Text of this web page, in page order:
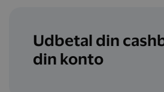
Udbetal din
din konto